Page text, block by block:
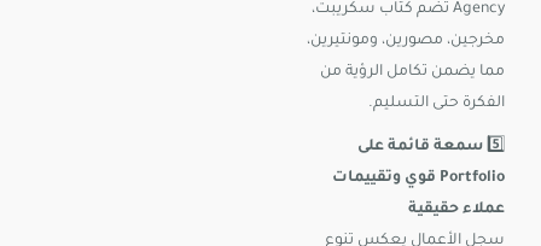
Agency تضم كتاب سكريبت،
مخرجين، مصورين، ومونتيرين،
مما يضمن تكامل الرؤية من
الفكرة حتى التسليم.
5️⃣ سمعة قائمة على
Portfolio قوي وتقييمات
عملاء حقيقية
سجل الأعمال يعكس تنوع